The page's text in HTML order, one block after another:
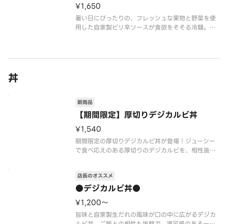
¥1,650
暑い日にぴったりの、フレッシュな果物と野菜を使
用した自家製ピリ辛ソースが食欲をそそる冷麺。つ
丼
【期間限定】厚切りデジカルビ丼
新商品
¥1,540
期間限定の厚切りデジカルビ丼が登場！ジューシー
で食べ応えのある厚切りのデジカルビを、相性抜群
●デジカルビ丼●
店長のオススメ
¥1,200〜
旨味と自家製生だれの風味が口の中に広がるデジカ